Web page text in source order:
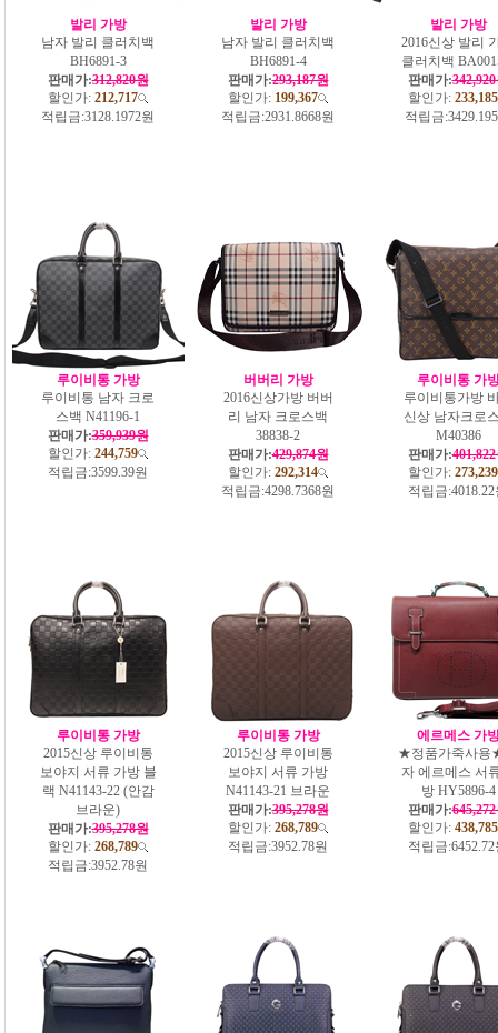
발리 가방
남자 발리 클러치백
BH6891-3
판매가:312,820원
할인가: 212,717
적립금:3128.1972원
발리 가방
남자 발리 클러치백
BH6891-4
판매가:293,187원
할인가: 199,367
적립금:2931.8668원
발리 가방
2016신상 발리
클러치백
판매가:
할인가: 233,185
적립금:
루이비통 가방
루이비통 남자 크로
스백 N41196-1
판매가:359,939원
할인가: 244,759
적립금:3599.39원
버버리 가방
2016신상가방 버버
리 남자 크로스백
38838-2
판매가:429,874원
할인가: 292,314
적립금:4298.7368원
루이비통 가
루이비통가방
신상 남자크로
M40386
판매가:
할인가: 273,239
적립금:
루이비통 가방
2015신상 루이비통
보야지 서류 가방 블
랙 N41143-22 (안감
브라운)
판매가:395,278원
할인가: 268,789
적립금:3952.78원
루이비통 가방
2015신상 루이비통
보야지 서류 가방
N41143-21 브라운
판매가:395,278원
할인가: 268,789
적립금:3952.78원
에르메스 가
★정품가죽사용
자 에르메스 서
방 HY5896-4
판매가:
할인가: 438,785
적립금: